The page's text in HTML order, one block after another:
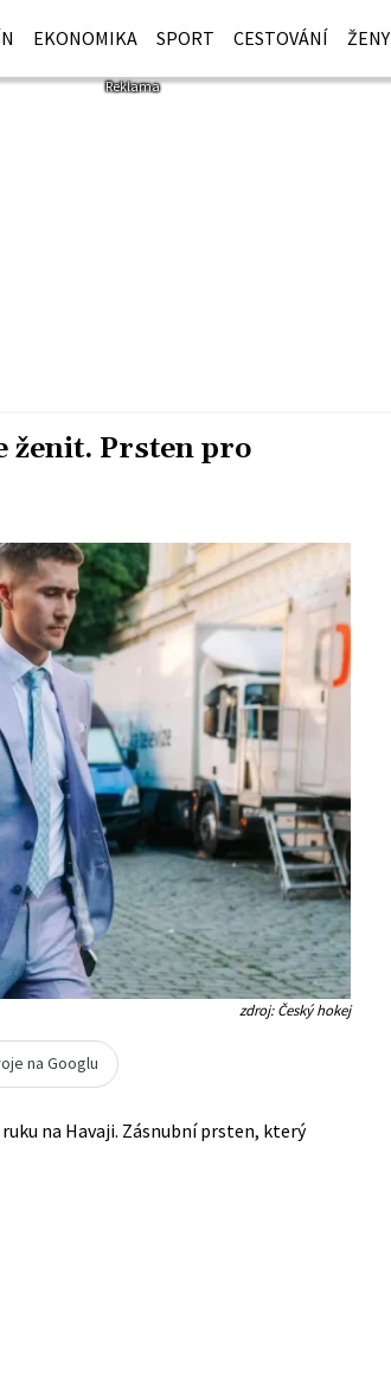
EKONOMIKA SPORT CESTOVÁNÍ ŽENY
ženit. Prsten pro
zdroj: Český hokej
na Googlu
na Havaji. Zásnubní prsten, který